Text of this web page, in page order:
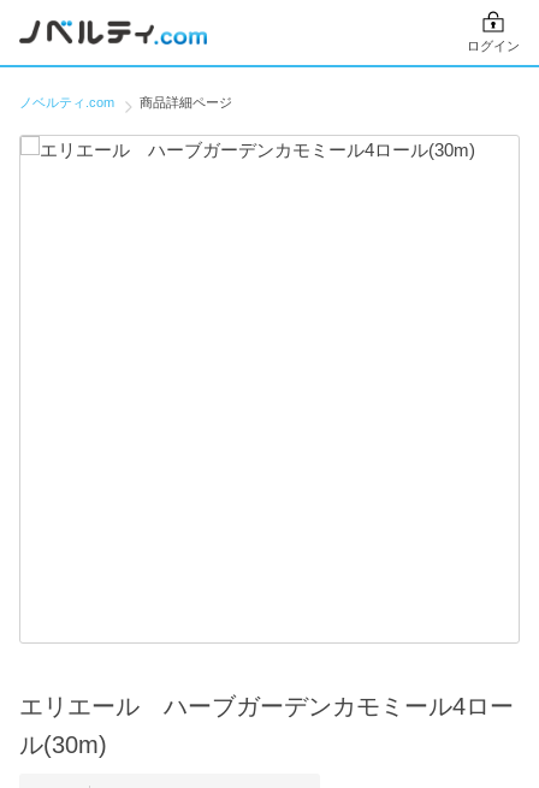
ログイン
ノベルティ.com 商品詳細ページ
エリエール ハーブガーデンカモミール4ロー
ル(30m)